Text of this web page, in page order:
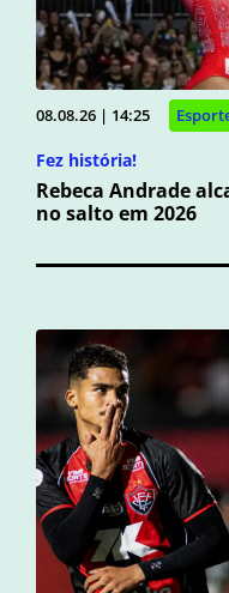
08.08.26 | 14:25
Fez história!
Rebeca Andrade
no salto em 2026